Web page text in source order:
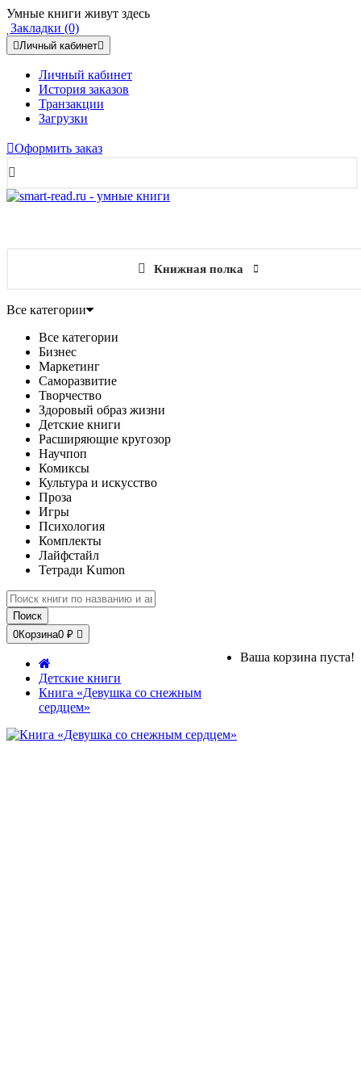
Умные книги живут здесь
Закладки (0)
Личный кабинет
Личный кабинет
История заказов
Транзакции
Загрузки
Оформить заказ
Книжная полка
Все категории
Все категории
Бизнес
Маркетинг
Саморазвитие
Творчество
Здоровый образ жизни
Детские книги
Расширяющие кругозор
Научпоп
Комиксы
Культура и искусство
Проза
Игры
Психология
Комплекты
Лайфстайл
Тетради Kumon
Поиск
0Корзина0 ₽
Ваша корзина пуста!
Детские книги
Книга «Девушка со снежным
сердцем»